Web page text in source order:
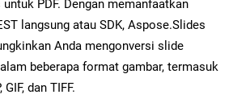
PDF. Dengan memanfaatkan
langsung atau SDK, Aspose.Slides
Anda mengonversi slide
beberapa format gambar, termasuk
GIF, dan TIFF.